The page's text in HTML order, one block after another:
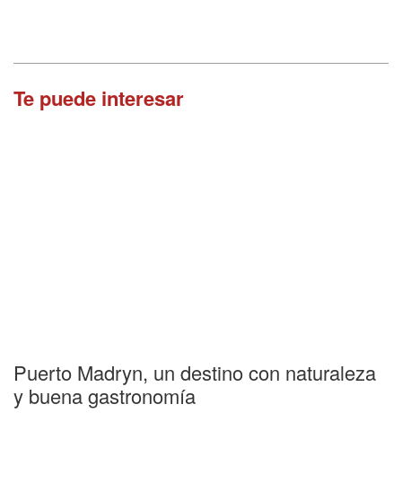
Te puede interesar
Puerto Madryn, un destino con naturaleza
y buena gastronomía